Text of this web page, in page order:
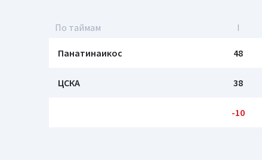
По таймам I
Панатинаикос 48
ЦСКА 38
-10